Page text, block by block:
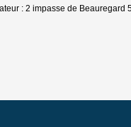
: 2 impasse de Beauregard